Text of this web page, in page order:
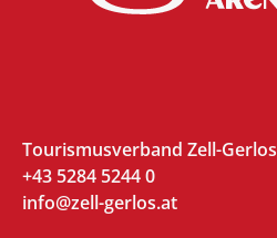
Tourismusverband Zell-Gerlos
+43 5284 5244 0
info@zell-gerlos.at